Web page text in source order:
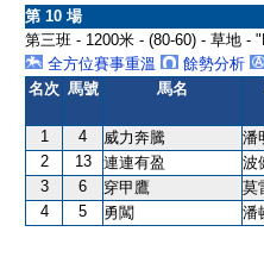
第 10 場
第三班 - 1200米 - (80-60) - 草地 -
全方位賽事重溫
餘勢分析
名次 馬號 馬名
1 4 威力奔騰 潘
2
13 連連有盈 波
3
6 穿甲鷹 莫
4
5 勇闖 潘